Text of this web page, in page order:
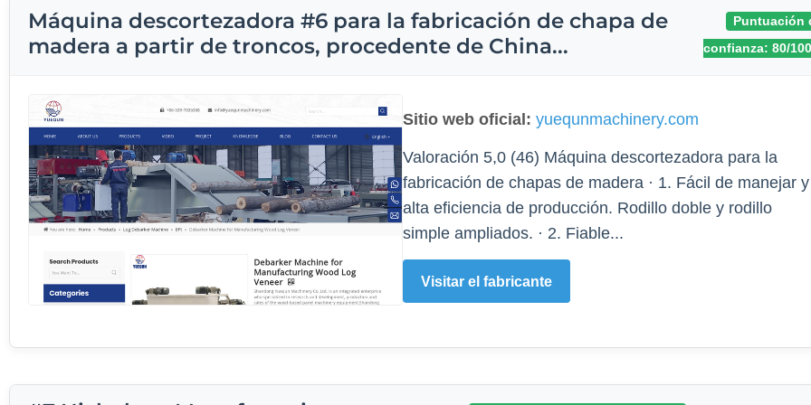
Máquina descortezadora #6 para la fabricación de chapa de
madera a partir de troncos, procedente de China...
Puntuación
confianza: 80/100
Sitio web oficial: yuequnmachinery.com
Valoración 5,0 (46) Máquina descortezadora para la
fabricación de chapas de madera · 1. Fácil de manejar y
alta eficiencia de producción. Rodillo doble y rodillo
simple ampliados. · 2. Fiable...
Visitar el fabricante